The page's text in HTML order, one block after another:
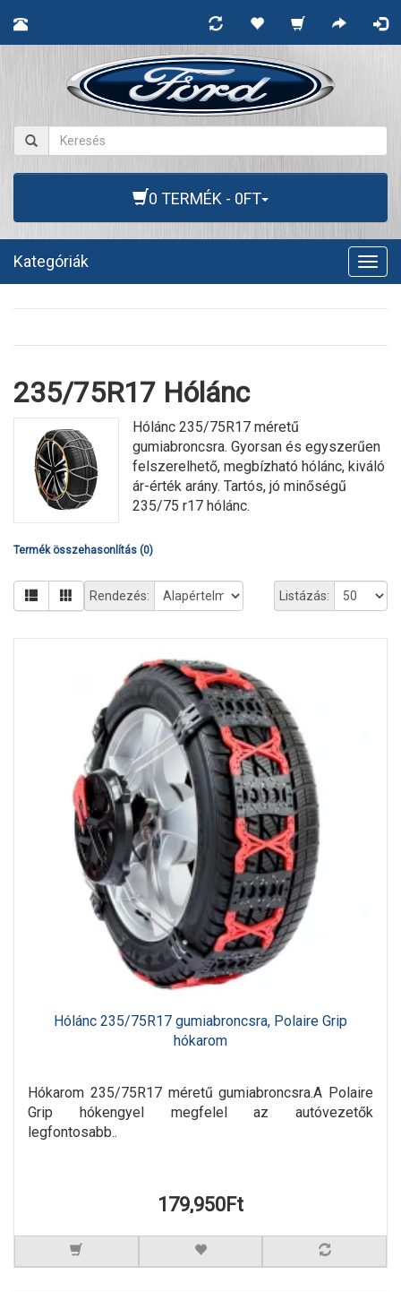
0 TERMÉK - 0FT
Kategóriák
235/75R17 Hólánc
Hólánc 235/75R17 méretű
gumiabroncsra. Gyorsan és egyszerűen
felszerelhető, megbízható hólánc, kiváló
ár-érték arány. Tartós, jó minőségű
235/75 r17 hólánc.
Termék összehasonlítás (0)
Listázás:
Rendezés:
Hólánc 235/75R17 gumiabroncsra, Polaire Grip
hókarom
Hókarom 235/75R17 méretű gumiabroncsra.A Polaire
Grip hókengyel megfelel az autóvezetők
legfontosabb..
179,950Ft